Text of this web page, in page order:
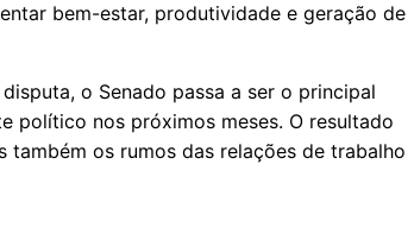
bem-estar, produtividade e geração de
o Senado passa a ser o principal
político nos próximos meses. O resultado
também os rumos das relações de trabalho